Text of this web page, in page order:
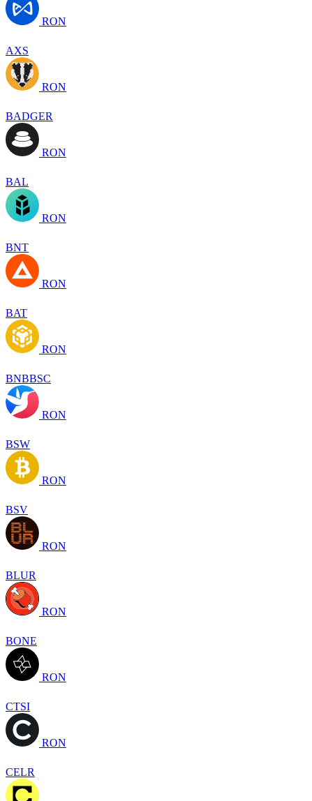
RON
AXS
RON
BADGER
RON
BAL
RON
BNT
RON
BAT
RON
BNBBSC
RON
BSW
RON
BSV
RON
BLUR
RON
BONE
RON
CTSI
RON
CELR